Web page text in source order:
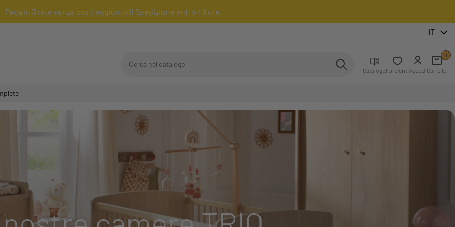
Paga in 3 rate senza costi aggiuntivi! Spedizione entro 48 ore!
IT
CatalogoI preferitiAccediCarrello
0